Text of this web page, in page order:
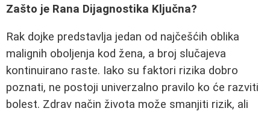
Zašto je Rana Dijagnostika Ključna?
Rak dojke predstavlja jedan od najčešćih oblika
malignih oboljenja kod žena, a broj slučajeva
kontinuirano raste. Iako su faktori rizika dobro
poznati, ne postoji univerzalno pravilo ko će razviti
bolest. Zdrav način života može smanjiti rizik, ali